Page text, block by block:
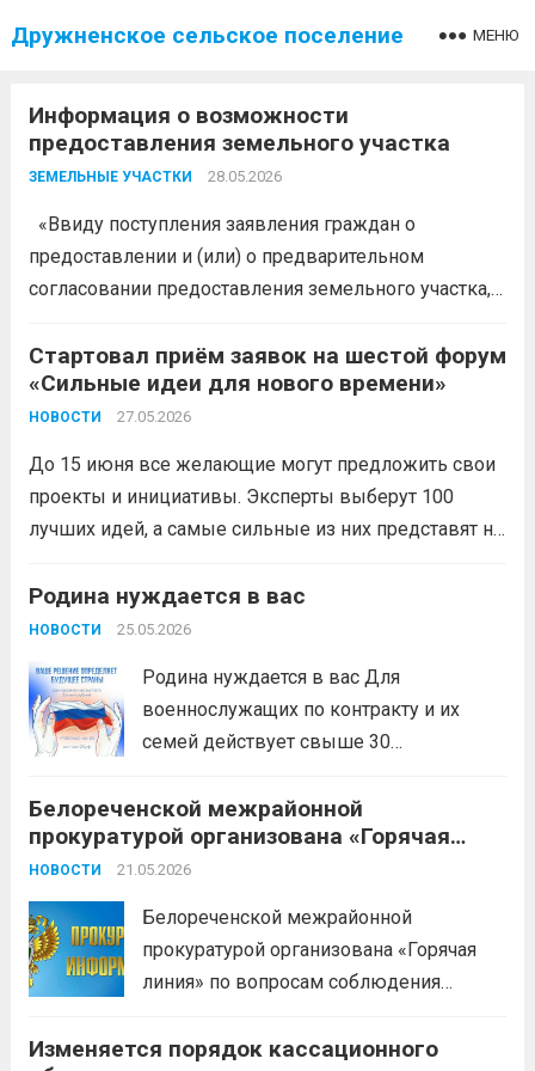
Дружненское сельское поселение МЕНЮ
Информация о возможности
предоставления земельного участка
ЗЕМЕЛЬНЫЕ УЧАСТКИ 28.05.2026
«Ввиду поступления заявления граждан о
предоставлении и (или) о предварительном
согласовании предоставления земельного участка,
Белореченский муниципальный район
Краснодарского края в соответствии с пп. 1 п. 1 ст.
39.18 ЗК РФ информирует о возможности
Стартовал приём заявок на шестой форум
«Сильные идеи для нового времени»
НОВОСТИ 27.05.2026
До 15 июня все желающие могут предложить свои
проекты и инициативы. Эксперты выберут 100
лучших идей, а самые сильные из них представят на
принимают по пяти направлениям: социальному,
кадровому, технологическому,
Родина нуждается в вас
НОВОСТИ 25.05.2026
Родина нуждается в вас Для
военнослужащих по контракту и их
семей действует свыше 30
предоставление земельного участка в
Краснодарском крае; кредитные
каникулы; помощь с подключением
льготное зачисление детей в детские
сады...
Белореченской межрайонной
прокуратурой организована «Горячая
линия» по вопросам соблюдения
оказании гинекологической, акушерской
и неонатальной медицинской помощи
НОВОСТИ 21.05.2026
Белореченской межрайонной
прокуратурой организована «Горячая
линия» по вопросам соблюдения
оказании гинекологической,
Изменяется порядок кассационного